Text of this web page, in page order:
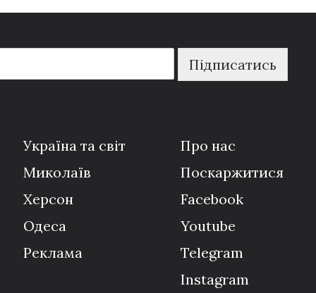
Підписатись
Україна та світ
Миколаїв
Херсон
Одеса
Реклама
Про нас
Поскаржитися
Facebook
Youtube
Telegram
Instagram